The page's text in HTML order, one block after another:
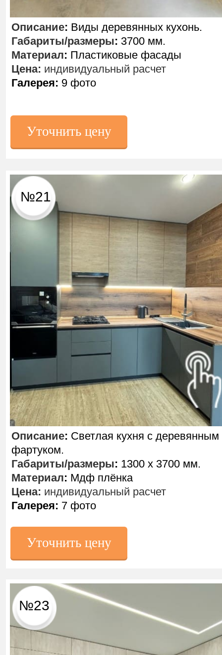
Уточнить цену
№23
№21
Уточнить цену
Описание: Светлая кухня с деревянным
фартуком.
Габариты/размеры: 1300 х 3700 мм.
Материал: Мдф плёнка
Цена: индивидуальный расчет
Галерея: 7 фото
Описание: Виды деревянных кухонь.
Габариты/размеры: 3700 мм.
Материал: Пластиковые фасады
Цена: индивидуальный расчет
Галерея: 9 фото